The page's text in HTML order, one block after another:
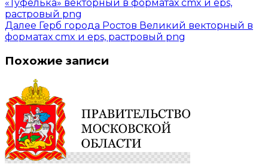
«Туфелька» векторный в форматах cmx и eps,
растровый png
Далее Герб города Ростов Великий векторный в
форматах cmx и eps, растровый png
Похожие записи